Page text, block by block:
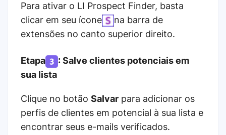
Para ativar o LI Prospect Finder, basta
clicar em seu ícone
na barra de
extensões no canto superior direito.
Etapa
: Salve clientes potenciais em
sua lista
Clique no botão Salvar para adicionar os
perfis de clientes em potencial à sua lista e
encontrar seus e-mails verificados.